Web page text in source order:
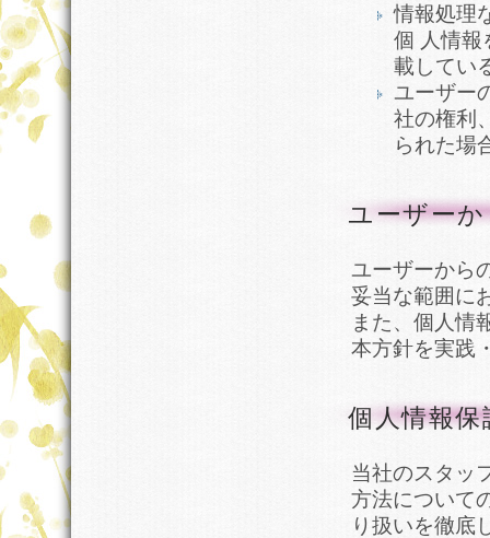
情報処理
個 人情報
載してい
ユーザー
社の権利
られた場
ユーザー
ユーザーから
妥当な範囲に
また、個人情
本方針を実践
個人情報
当社のスタッ
方法について
り扱いを徹底